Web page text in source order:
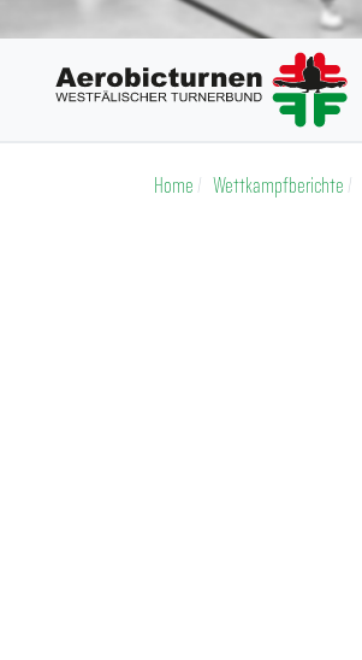
Home Wettkampfberichte